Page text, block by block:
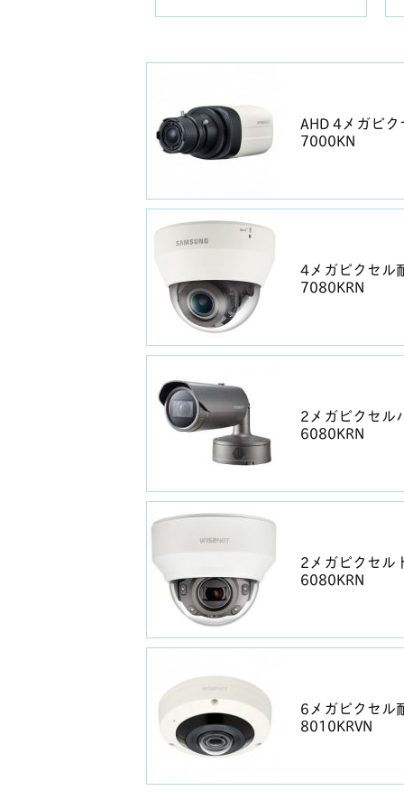
AHD 4メガピ
7000KN
4メガピクセル
7080KRN
2メガピクセル
6080KRN
2メガピクセル
6080KRN
6メガピクセル
8010KRVN